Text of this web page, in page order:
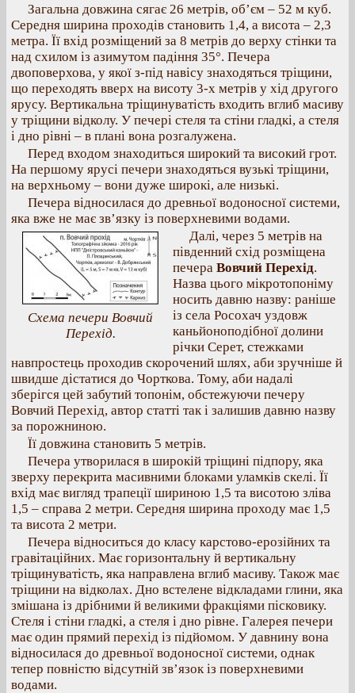
Загальна довжина сягає 26 метрів, об’єм – 52 м куб.
Середня ширина проходів становить 1,4, а висота – 2,3
метра. Її вхід розміщений за 8 метрів до верху стінки та
над схилом із азимутом падіння 35°. Печера
двоповерхова, у якої з-під навісу знаходяться тріщини,
що переходять вверх на висоту 3-х метрів у хід другого
ярусу. Вертикальна тріщинуватість входить вглиб масиву
у тріщини відколу. У печері стеля та стіни гладкі, а стеля
і дно рівні – в плані вона розгалужена.
Перед входом знаходиться широкий та високий грот.
На першому ярусі печери знаходяться вузькі тріщини,
на верхньому – вони дуже широкі, але низькі.
Печера відносилася до древньої водоносної системи,
яка вже не має зв’язку із поверхневими водами.
Схема печери Вовчий
Перехід.
Далі, через 5 метрів на
південний схід розміщена
печера Вовчий Перехід.
Назва цього мікротопоніму
носить давню назву: раніше
із села Росохач уздовж
каньйоноподібної долини
річки Серет, стежками
навпростець проходив скорочений шлях, аби зручніше й
швидше дістатися до Чорткова. Тому, аби надалі
зберігся цей забутий топонім, обстежуючи печеру
Вовчий Перехід, автор статті так і залишив давню назву
за порожниною.
Її довжина становить 5 метрів.
Печера утворилася в широкій тріщині підпору, яка
зверху перекрита масивними блоками уламків скелі. Її
вхід має вигляд трапеції шириною 1,5 та висотою зліва
1,5 – справа 2 метри. Середня ширина проходу має 1,5
та висота 2 метри.
Печера відноситься до класу карстово-ерозійних та
гравітаційних. Має горизонтальну й вертикальну
тріщинуватість, яка направлена вглиб масиву. Також має
тріщини на відколах. Дно встелене відкладами глини, яка
змішана із дрібними й великими фракціями пісковику.
Стеля і стіни гладкі, а стеля і дно рівне. Галерея печери
має один прямий перехід із підйомом. У давнину вона
відносилася до древньої водоносної системи, однак
тепер повністю відсутній зв’язок із поверхневими
водами.